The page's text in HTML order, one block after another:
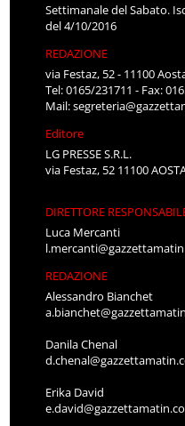
Settimanale del Sabato.
del 4/10/2016
REDAZIONE
via Festaz, 52 - 11100
Tel: 0165/231711 - Fax:
Mail:
Editore
LG PRESSE S.R.L.
via Festaz, 52 11100
DIRETTORE
Luca Mercanti
REDAZIONE
Alessandro Bianchet
Danila Chenal
Erika David